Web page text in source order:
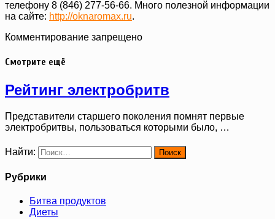
телефону 8 (846) 277-56-66. Много полезной информации
на сайте: http://oknaromax.ru.
Комментирование запрещено
Смотрите ещё
Рейтинг электробритв
Представители старшего поколения помнят первые
электробритвы, пользоваться которыми было, …
Найти:
Рубрики
Битва продуктов
Диеты